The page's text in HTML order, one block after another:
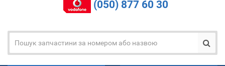
(050) 877 60 30